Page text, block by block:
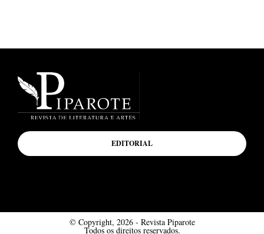
EDITORIAL
© Copyright, 2026 - Revista Piparote
Todos os direitos reservados.